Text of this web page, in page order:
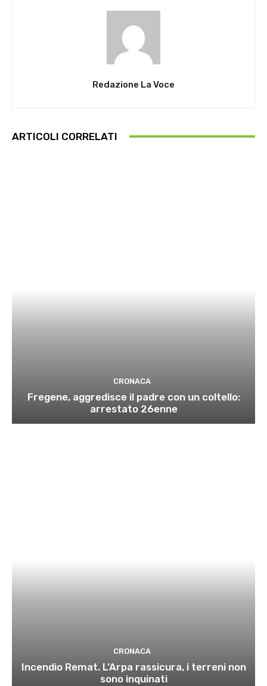
Redazione La Voce
ARTICOLI CORRELATI
CRONACA
Fregene, aggredisce il padre con un coltello:
arrestato 26enne
CRONACA
Incendio Remat. L’Arpa rassicura, i terreni non
sono inquinati